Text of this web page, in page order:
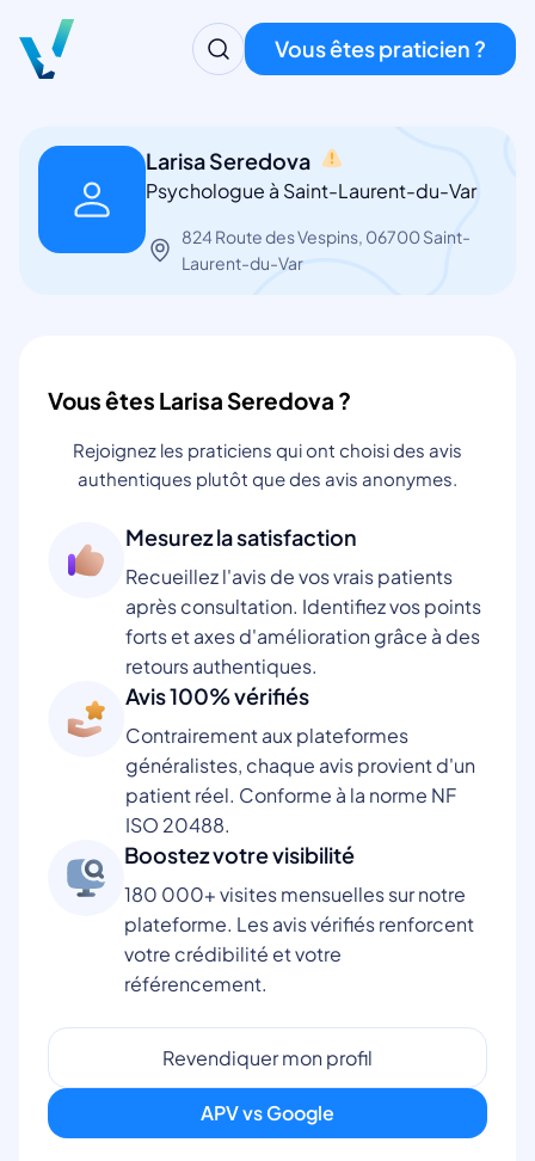
Vous êtes praticien ?
Larisa Seredova
Psychologue à Saint-Laurent-du-Var
824 Route des Vespins, 06700 Saint-
Laurent-du-Var
Vous êtes Larisa Seredova ?
Rejoignez les praticiens qui ont choisi des avis
authentiques plutôt que des avis anonymes.
Mesurez la satisfaction
Recueillez l'avis de vos vrais patients
après consultation. Identifiez vos points
forts et axes d'amélioration grâce à des
retours authentiques.
Avis 100% vérifiés
Contrairement aux plateformes
généralistes, chaque avis provient d'un
patient réel. Conforme à la norme NF
ISO 20488.
Boostez votre visibilité
180 000+ visites mensuelles sur notre
plateforme. Les avis vérifiés renforcent
votre crédibilité et votre
référencement.
Revendiquer mon profil
APV vs Google